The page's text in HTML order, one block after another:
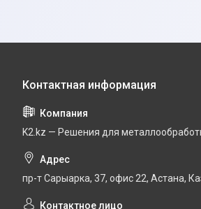
K2.kz — Решения для
пр-т Сарыарка, 37, офис 22, Астана,